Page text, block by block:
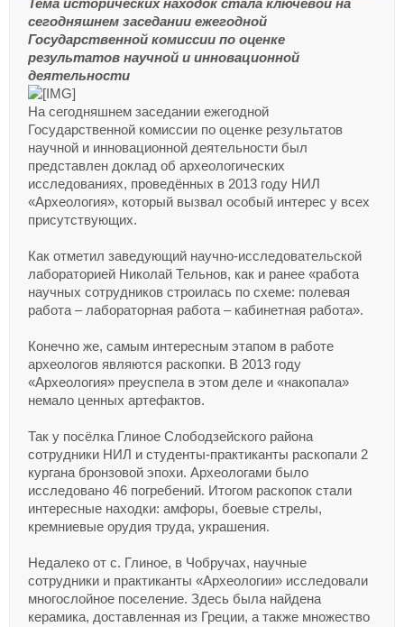
Тема исторических находок стала ключевой на
сегодняшнем заседании ежегодной
Государственной комиссии по оценке
результатов научной и инновационной
деятельности
На сегодняшнем заседании ежегодной
Государственной комиссии по оценке результатов
научной и инновационной деятельности был
представлен доклад об археологических
исследованиях, проведённых в 2013 году НИЛ
«Археология», который вызвал особый интерес у всех
присутствующих.
Как отметил заведующий научно-исследовательской
лабораторией Николай Тельнов, как и ранее «работа
научных сотрудников строилась по схеме: полевая
работа – лабораторная работа – кабинетная работа».
Конечно же, самым интересным этапом в работе
археологов являются раскопки. В 2013 году
«Археология» преуспела в этом деле и «накопала»
немало ценных артефактов.
Так у посёлка Глиное Слободзейского района
сотрудники НИЛ и студенты-практиканты раскопали 2
кургана бронзовой эпохи. Археологами было
исследовано 46 погребений. Итогом раскопок стали
интересные находки: амфоры, боевые стрелы,
кремниевые орудия труда, украшения.
Недалеко от с. Глиное, в Чобручах, научные
сотрудники и практиканты «Археологии» исследовали
многослойное поселение. Здесь была найдена
керамика, доставленная из Греции, а также множество